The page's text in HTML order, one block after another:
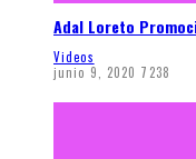
Adal Loreto
Videos
junio 9, 2020 7238